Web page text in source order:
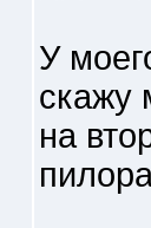
У
скажу
на